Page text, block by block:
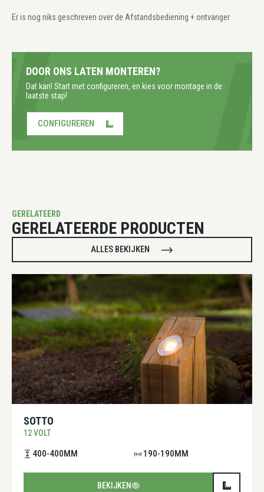
Er is nog niks geschreven over de Afstandsbediening + ontvanger
DOOR ONS LATEN MONTEREN?
Dat kan! Start met configureren, en kies voor montage in de
laatste stap!
CONFIGUREREN
GERELATEERD
GERELATEERDE PRODUCTEN
ALLES BEKIJKEN
SOTTO
12 VOLT
400-400MM 190-190MM
BEKIJKEN